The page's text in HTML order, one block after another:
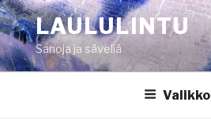
Siirry
sisältöönLAULULINTU
Sanoja ja säveliä
Valikko